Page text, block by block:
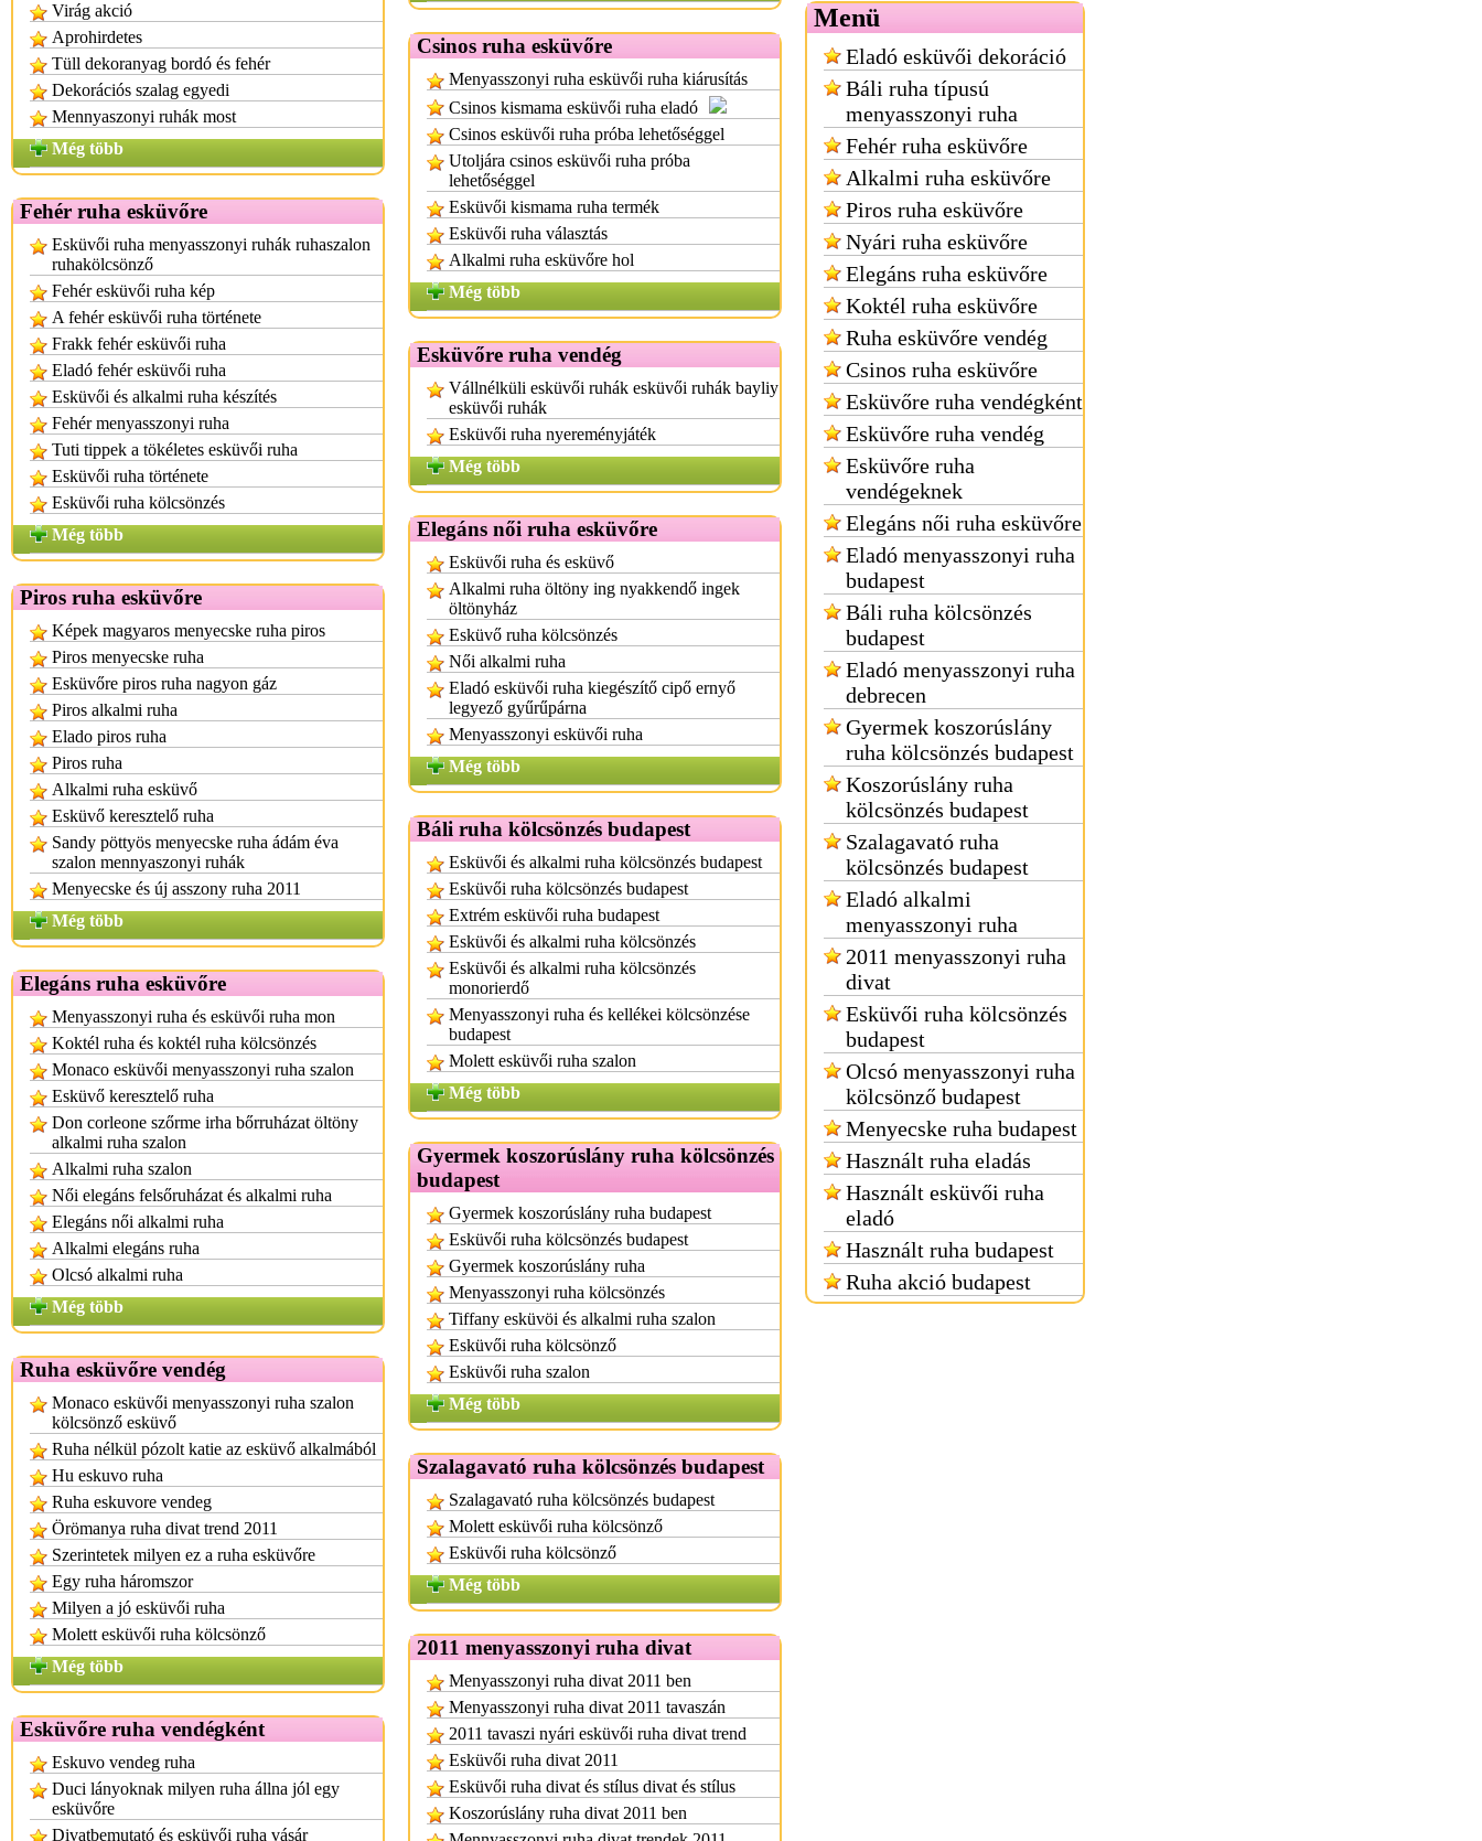
Virág akció
Aprohirdetes
Tüll dekoranyag bordó és fehér
Dekorációs szalag egyedi
Mennyaszonyi ruhák most
Még több
Fehér ruha esküvőre
Esküvői ruha menyasszonyi ruhák ruhaszalon
ruhakölcsönző
Fehér esküvői ruha kép
A fehér esküvői ruha története
Frakk fehér esküvői ruha
Eladó fehér esküvői ruha
Esküvői és alkalmi ruha készítés
Fehér menyasszonyi ruha
Tuti tippek a tökéletes esküvői ruha
Esküvői ruha története
Esküvői ruha kölcsönzés
Még több
Piros ruha esküvőre
Képek magyaros menyecske ruha piros
Piros menyecske ruha
Esküvőre piros ruha nagyon gáz
Piros alkalmi ruha
Elado piros ruha
Piros ruha
Alkalmi ruha esküvő
Esküvő keresztelő ruha
Sandy pöttyös menyecske ruha ádám éva
szalon mennyaszonyi ruhák
Menyecske és új asszony ruha 2011
Még több
Elegáns ruha esküvőre
Menyasszonyi ruha és esküvői ruha mon
Koktél ruha és koktél ruha kölcsönzés
Monaco esküvői menyasszonyi ruha szalon
Esküvő keresztelő ruha
Don corleone szőrme irha bőrruházat öltöny
alkalmi ruha szalon
Alkalmi ruha szalon
Női elegáns felsőruházat és alkalmi ruha
Elegáns női alkalmi ruha
Alkalmi elegáns ruha
Olcsó alkalmi ruha
Még több
Ruha esküvőre vendég
Monaco esküvői menyasszonyi ruha szalon
kölcsönző esküvő
Ruha nélkül pózolt katie az esküvő alkalmából
Hu eskuvo ruha
Ruha eskuvore vendeg
Örömanya ruha divat trend 2011
Szerintetek milyen ez a ruha esküvőre
Egy ruha háromszor
Milyen a jó esküvői ruha
Molett esküvői ruha kölcsönző
Még több
Esküvőre ruha vendégként
Eskuvo vendeg ruha
Duci lányoknak milyen ruha állna jól egy
esküvőre
Divatbemutató és esküvői ruha vásár
Csinos ruha esküvőre
Menyasszonyi ruha esküvői ruha kiárusítás
Csinos kismama esküvői ruha eladó
Csinos esküvői ruha próba lehetőséggel
Utoljára csinos esküvői ruha próba
lehetőséggel
Esküvői kismama ruha termék
Esküvői ruha választás
Alkalmi ruha esküvőre hol
Még több
Esküvőre ruha vendég
Vállnélküli esküvői ruhák esküvői ruhák bayliy
esküvői ruhák
Esküvői ruha nyereményjáték
Még több
Elegáns női ruha esküvőre
Esküvői ruha és esküvő
Alkalmi ruha öltöny ing nyakkendő ingek
öltönyház
Esküvő ruha kölcsönzés
Női alkalmi ruha
Eladó esküvői ruha kiegészítő cipő ernyő
legyező gyűrűpárna
Menyasszonyi esküvői ruha
Még több
Báli ruha kölcsönzés budapest
Esküvői és alkalmi ruha kölcsönzés budapest
Esküvői ruha kölcsönzés budapest
Extrém esküvői ruha budapest
Esküvői és alkalmi ruha kölcsönzés
Esküvői és alkalmi ruha kölcsönzés
monorierdő
Menyasszonyi ruha és kellékei kölcsönzése
budapest
Molett esküvői ruha szalon
Még több
Gyermek koszorúslány ruha kölcsönzés
budapest
Gyermek koszorúslány ruha budapest
Esküvői ruha kölcsönzés budapest
Gyermek koszorúslány ruha
Menyasszonyi ruha kölcsönzés
Tiffany esküvöi és alkalmi ruha szalon
Esküvői ruha kölcsönző
Esküvői ruha szalon
Még több
Szalagavató ruha kölcsönzés budapest
Szalagavató ruha kölcsönzés budapest
Molett esküvői ruha kölcsönző
Esküvői ruha kölcsönző
Még több
2011 menyasszonyi ruha divat
Menyasszonyi ruha divat 2011 ben
Menyasszonyi ruha divat 2011 tavaszán
2011 tavaszi nyári esküvői ruha divat trend
Esküvői ruha divat 2011
Esküvői ruha divat és stílus divat és stílus
Koszorúslány ruha divat 2011 ben
Menü
Eladó esküvői dekoráció
Báli ruha típusú
menyasszonyi ruha
Fehér ruha esküvőre
Alkalmi ruha esküvőre
Piros ruha esküvőre
Nyári ruha esküvőre
Elegáns ruha esküvőre
Koktél ruha esküvőre
Ruha esküvőre vendég
Csinos ruha esküvőre
Esküvőre ruha vendégként
Esküvőre ruha vendég
Esküvőre ruha
vendégeknek
Elegáns női ruha esküvőre
Eladó menyasszonyi ruha
budapest
Báli ruha kölcsönzés
budapest
Eladó menyasszonyi ruha
debrecen
Gyermek koszorúslány
ruha kölcsönzés budapest
Koszorúslány ruha
kölcsönzés budapest
Szalagavató ruha
kölcsönzés budapest
Eladó alkalmi
menyasszonyi ruha
2011 menyasszonyi ruha
divat
Esküvői ruha kölcsönzés
budapest
Olcsó menyasszonyi ruha
kölcsönző budapest
Menyecske ruha budapest
Használt ruha eladás
Használt esküvői ruha
eladó
Használt ruha budapest
Ruha akció budapest